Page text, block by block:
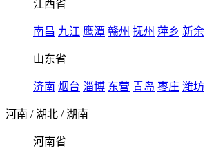
江西省
南昌 九江 鹰潭 赣州 抚州 萍乡 新余
山东省
济南 烟台 淄博 东营 青岛 枣庄 潍坊
河南 /湖北 /湖南
河南省